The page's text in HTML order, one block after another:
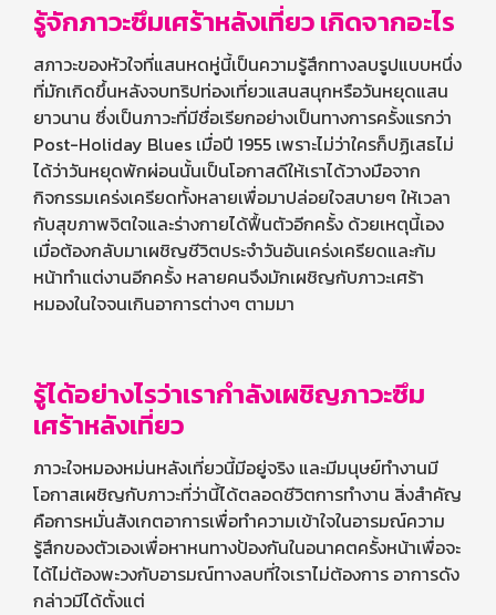
รู้จักภาวะซึมเศร้าหลังเที่ยว เกิดจากอะไร
สภาวะของหัวใจที่แสนหดหู่นี้เป็นความรู้สึกทางลบรูปแบบหนึ่ง
ที่มักเกิดขึ้นหลังจบทริปท่องเที่ยวแสนสนุกหรือวันหยุดแสน
ยาวนาน ซึ่งเป็นภาวะที่มีชื่อเรียกอย่างเป็นทางการครั้งแรกว่า
Post-Holiday Blues เมื่อปี 1955 เพราะไม่ว่าใครก็ปฏิเสธไม่
ได้ว่าวันหยุดพักผ่อนนั้นเป็นโอกาสดีให้เราได้วางมือจาก
กิจกรรมเคร่งเครียดทั้งหลายเพื่อมาปล่อยใจสบายๆ ให้เวลา
กับสุขภาพจิตใจและร่างกายได้ฟื้นตัวอีกครั้ง ด้วยเหตุนี้เอง
เมื่อต้องกลับมาเผชิญชีวิตประจำวันอันเคร่งเครียดและก้ม
หน้าทำแต่งานอีกครั้ง หลายคนจึงมักเผชิญกับภาวะเศร้า
หมองในใจจนเกินอาการต่างๆ ตามมา
รู้ได้อย่างไรว่าเรากำลังเผชิญภาวะซึม
เศร้าหลังเที่ยว
ภาวะใจหมองหม่นหลังเที่ยวนี้มีอยู่จริง และมีมนุษย์ทำงานมี
โอกาสเผชิญกับภาวะที่ว่านี้ได้ตลอดชีวิตการทำงาน สิ่งสำคัญ
คือการหมั่นสังเกตอาการเพื่อทำความเข้าใจในอารมณ์ความ
รู้สึกของตัวเองเพื่อหาหนทางป้องกันในอนาคตครั้งหน้าเพื่อจะ
ได้ไม่ต้องพะวงกับอารมณ์ทางลบที่ใจเราไม่ต้องการ อาการดัง
กล่าวมีได้ตั้งแต่